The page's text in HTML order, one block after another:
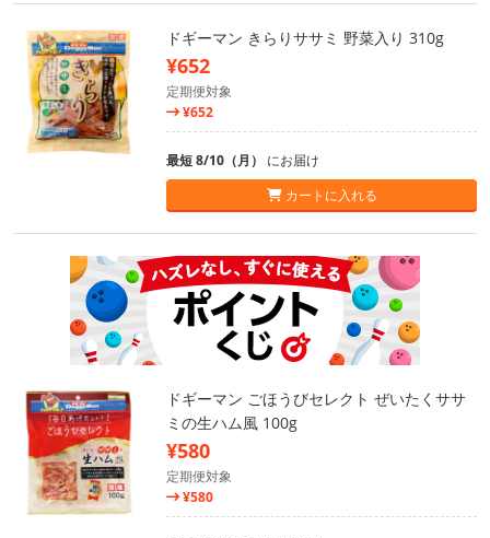
ドギーマン きらりササミ 野菜入り 310g
¥652
定期便対象
¥652
最短 8/10（月） にお届け
カートに入れる
ドギーマン ごほうびセレクト ぜいたくササ
ミの生ハム風 100g
¥580
定期便対象
¥580